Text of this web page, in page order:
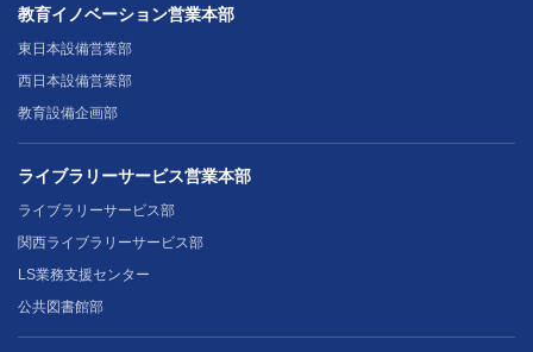
教育イノベーション営業本部
東日本設備営業部
西日本設備営業部
教育設備企画部
ライブラリーサービス営業本部
ライブラリーサービス部
関西ライブラリーサービス部
LS業務支援センター
公共図書館部